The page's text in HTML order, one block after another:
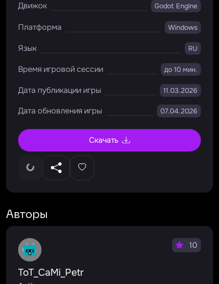
Движок Godot Engine
Платформа Windows
Язык RU
Время игровой сессии до 10 мин.
Дата публикации игры 11.03.2026
Дата обновления игры 07.04.2026
Скачать
Авторы
ToT_CaMi_Petr
10